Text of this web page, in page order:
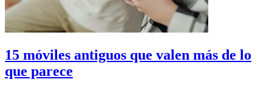
15 móviles antiguos que valen más de lo
que parece